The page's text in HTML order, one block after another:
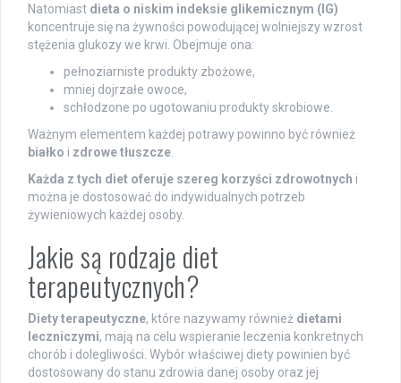
Natomiast dieta o niskim indeksie glikemicznym (IG)
koncentruje się na żywności powodującej wolniejszy wzrost
stężenia glukozy we krwi. Obejmuje ona:
pełnoziarniste produkty zbożowe,
mniej dojrzałe owoce,
schłodzone po ugotowaniu produkty skrobiowe.
Ważnym elementem każdej potrawy powinno być również
białko i zdrowe tłuszcze
Każda z tych diet oferuje szereg korzyści zdrowotnych i
można je dostosować do indywidualnych potrzeb
żywieniowych każdej osoby.
Jakie są rodzaje diet
terapeutycznych?
Diety terapeutyczne, które nazywamy również dietami
leczniczymi, mają na celu wspieranie leczenia konkretnych
chorób i dolegliwości. Wybór właściwej diety powinien być
dostosowany do stanu zdrowia danej osoby oraz jej